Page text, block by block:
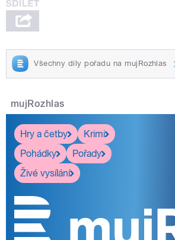
Všechny díly pořadu na mujRozhlas
mujRozhlas
Hry a četby
Krimi
Pohádky
Pořady
Živé vysílání